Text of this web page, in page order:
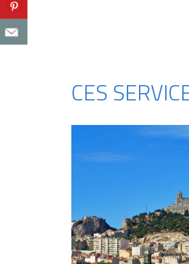
CES